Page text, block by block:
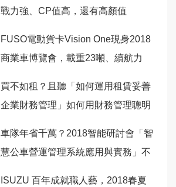
戰力強、CP值高，還有高顏值
FUSO電動貨卡Vision One現身2018
商業車博覽會，載重23噸、續航力
買不如租？且聽「如何運用租賃妥善
企業財務管理」如何用財務管理聰明
車隊年省千萬？2018智能研討會「智
慧公車營運管理系統應用與實務」不
ISUZU 百年成就職人藝，2018春夏